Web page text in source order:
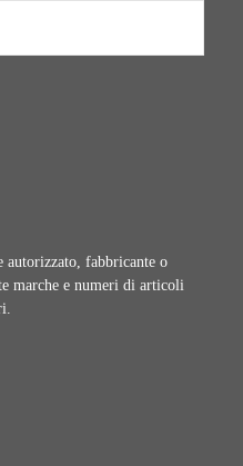
fabbricante o
marche e numeri di articoli